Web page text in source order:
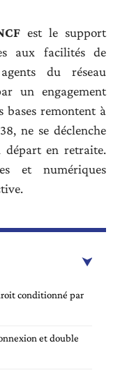
est le support
aux facilités de
du réseau
un engagement
bases remontent à
ne se déclenche
en retraite.
et numériques
conditionné par
et double